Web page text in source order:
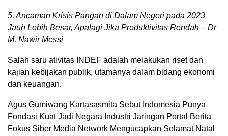
5. Ancaman Krisis Pangan di Dalam Negeri pada 2023
Jauh Lebih Besar, Apalagi Jika Produktivitas Rendah – Dr
M. Nawir Messi
Salah saru ativitas INDEF adalah melakukan riset dan
kajian kebijakan publik, utamanya dalam bidang ekonomi
dan keuangan.
Agus Gumiwang Kartasasmita Sebut Indomesia Punya
Fondasi Kuat Jadi Negara Industri Jaringan Portal Berita
Fokus Siber Media Network Mengucapkan Selamat Natal